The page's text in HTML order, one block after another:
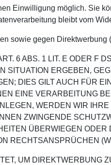
Einwilligung möglich. Sie
bleibt vom
sowie gegen Direktwerbung
6 ABS. 1 LIT. E ODER F
SITUATION ERGEBEN,
DIES GILT AUCH FÜR
EINE VERARBEITUNG
WERDEN WIR
ZWINGENDE
ÜBERWIEGEN
RECHTSANSPRÜCHEN
UM DIREKTWERBUNG